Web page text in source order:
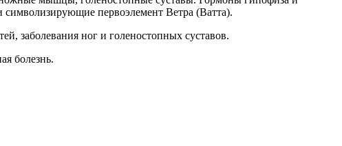
символизирующие первоэлемент Ветра (Ватта).
заболевания ног и голеностопных суставов.
болезнь.